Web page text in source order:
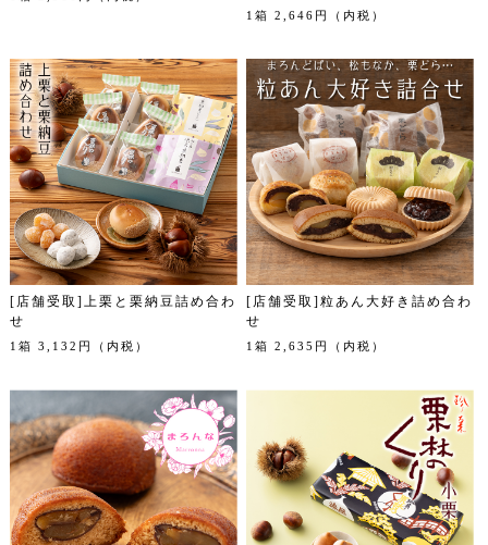
1箱 2,646円（内税）
[店舗受取]上栗と栗納豆詰め合わ
せ
1箱 3,132円（内税）
[店舗受取]粒あん大好き詰め合わ
せ
1箱 2,635円（内税）